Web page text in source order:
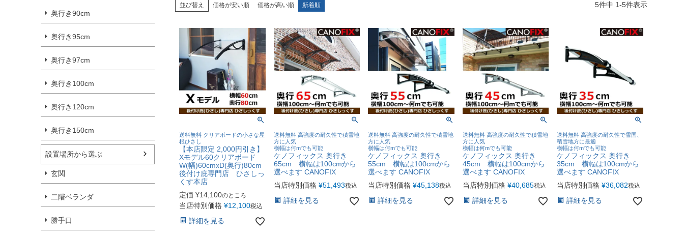
奥行き90cm
奥行き95cm
奥行き97cm
奥行き100cm
奥行き120cm
奥行き150cm
設置場所から選ぶ
玄関
二階ベランダ
勝手口
並び替え 価格が安い順 価格が高い順 新着順 5件中 1-5件表示
送料無料 クリアボードの小さな屋
根ひさし
【本店限定 2,000円引き】
Xモデル60クリアボード
W(幅)60cmxD(奥行)80cm
後付け庇専門店 ひさしっ
くす本店
定価 ¥14,100のところ
当店特別価格 ¥12,100税込
詳細を見る
送料無料 高強度の耐久性で積雪地
方に人気
横幅は何mでも可能
ケノフィックス 奥行き
65cm 横幅は100cmから
選べます CANOFIX
当店特別価格 ¥51,493税込
詳細を見る
送料無料 高強度の耐久性で積雪地
方に人気
横幅は何mでも可能
ケノフィックス 奥行き
55cm 横幅は100cmから
選べます CANOFIX
当店特別価格 ¥45,138税込
詳細を見る
送料無料 高強度の耐久性で積雪地
方に人気
横幅は何mでも可能
ケノフィックス 奥行き
45cm 横幅は100cmから
選べます CANOFIX
当店特別価格 ¥40,685税込
詳細を見る
送料無料 高強度の耐久性で雪国、
積雪地方に最適
横幅は何mでも可能
ケノフィックス 奥行き
35cm 横幅は100cmから
選べます CANOFIX
当店特別価格 ¥36,082税込
詳細を見る